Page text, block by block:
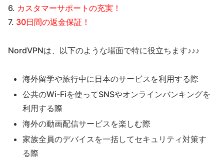
6. カスタマーサポートの充実！
7. 30日間の返金保証！
NordVPNは、以下のような場面で特に役立ちます♪♪♪
海外留学や旅行中に日本のサービスを利用する際
公共のWi-Fiを使ってSNSやオンラインバンキングを
利用する際
海外の動画配信サービスを楽しむ際
家族全員のデバイスを一括してセキュリティ対策す
る際